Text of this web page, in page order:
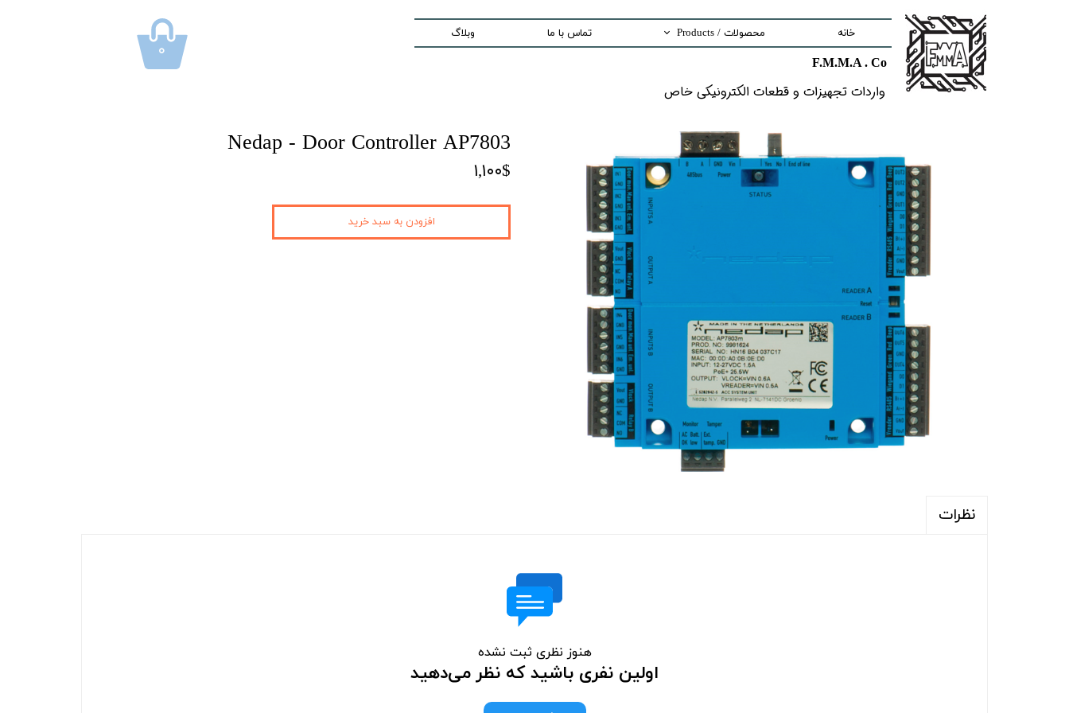
خانه محصولات / Products
Measurement Equipment
Laser Systems
Access Control system
Security And Inspection Solutions
Production and Assemble -PCB Electronic Boards
تماس با ما وبلاگ
F.M.M.A . Co
واردات تجهیزات و قطعات الکترونیکى خاص​​​​​​​
۰
Nedap - Door Controller AP7803
۱,۱۰۰$
افزودن به سبد خرید
نظرات
هنوز نظری ثبت نشده
اولین نفری باشید که نظر می‌دهید